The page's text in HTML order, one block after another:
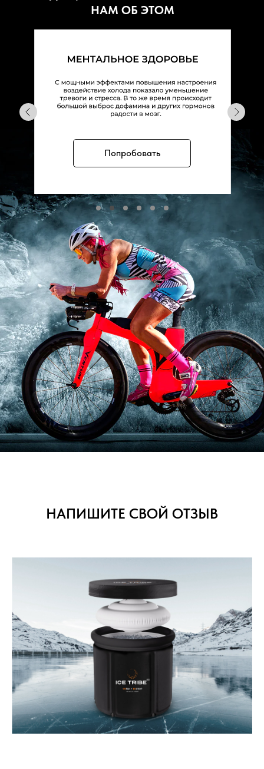
НАМ ОБ ЭТОМ
Попробовать
НАПИШИТЕ СВОЙ ОТЗЫВ